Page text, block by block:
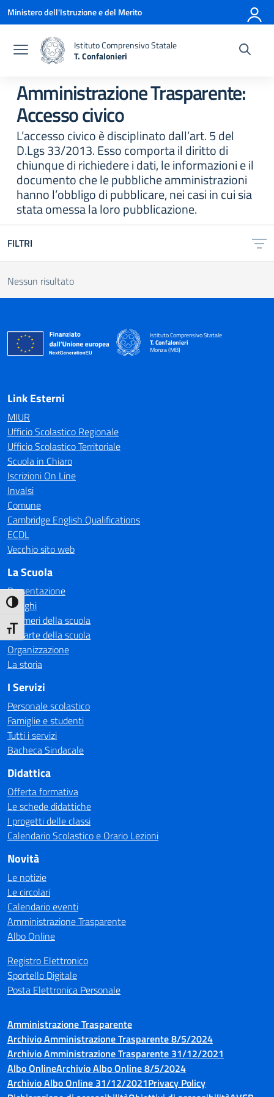
Attiva/disattiva alto contrasto
Attiva/disattiva dimensione testo
Vai ai contenuti
Vai al menu di navigazione
Vai al footer
Ministero dell'Istruzione e del Merito
Istituto Comprensivo Statale
T. Confalonieri
Amministrazione Trasparente:
Accesso civico
L’accesso civico è disciplinato dall’art. 5 del
D.Lgs 33/2013. Esso comporta il diritto di
chiunque di richiedere i dati, le informazioni e il
documento che le pubbliche amministrazioni
hanno l’obbligo di pubblicare, nei casi in cui sia
stata omessa la loro pubblicazione.
FILTRI
Nessun risultato
Istituto Comprensivo Statale
T. Confalonieri
Monza (MB)
— Visita la pagina iniziale della scuola
Link Esterni
MIUR
Ufficio Scolastico Regionale
Ufficio Scolastico Territoriale
Scuola in Chiaro
Iscrizioni On Line
Invalsi
Comune
Cambridge English Qualifications
ECDL
Vecchio sito web
La Scuola
Presentazione
I luoghi
I numeri della scuola
Le carte della scuola
Organizzazione
La storia
I Servizi
Personale scolastico
Famiglie e studenti
Tutti i servizi
Bacheca Sindacale
Didattica
Offerta formativa
Le schede didattiche
I progetti delle classi
Calendario Scolastico e Orario Lezioni
Novità
Le notizie
Le circolari
Calendario eventi
Amministrazione Trasparente
Albo Online
Registro Elettronico
Sportello Digitale
Posta Elettronica Personale
Amministrazione Trasparente
Archivio Amministrazione Trasparente 8/5/2024
Archivio Amministrazione Trasparente 31/12/2021
Albo OnlineArchivio Albo Online 8/5/2024
Archivio Albo Online 31/12/2021Privacy Policy